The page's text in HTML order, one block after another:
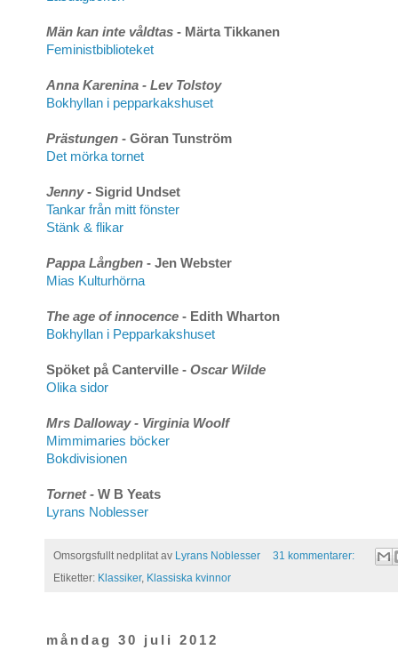
Män kan inte våldtas - Märta Tikkanen
Feministbiblioteket
Anna Karenina - Lev Tolstoy
Bokhyllan i pepparkakshuset
Prästungen - Göran Tunström
Det mörka tornet
Jenny- Sigrid Undset
Tankar från mitt fönster
Stänk & flikar
Pappa Långben - Jen Webster
Mias Kulturhörna
The age of innocence - Edith Wharton
Bokhyllan i Pepparkakshuset
Spöket på Canterville - Oscar Wilde
Olika sidor
Mrs Dalloway - Virginia Woolf
Mimmimaries böcker
Bokdivisionen
Tornet - W B Yeats
Lyrans Noblesser
Omsorgsfullt nedplitat av Lyrans Noblesser
31 kommentarer:
Etiketter: Klassiker, Klassiska kvinnor
måndag 30 juli 2012